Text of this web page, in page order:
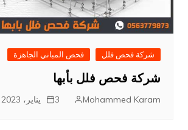
شركة فحص فلل فحص المباني الجاهزة
شركة فحص فلل بأبها
Mohammed Karam 3 يناير، 2023